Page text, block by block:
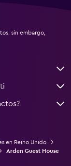
sin embargo,
en Reino Unido
Arden Guest House